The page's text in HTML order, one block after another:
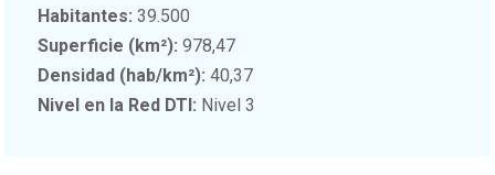
Habitantes: 39.500
Superficie (km²): 978,47
Densidad (hab/km²): 40,37
Nivel en la Red DTI: Nivel 3